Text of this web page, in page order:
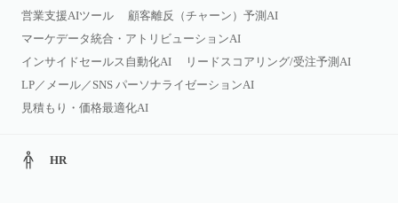
営業支援AIツール
顧客離反（チャーン）予測AI
マーケデータ統合・アトリビューションAI
インサイドセールス自動化AI
リードスコアリング/受注予測AI
LP／メール／SNS パーソナライゼーションAI
見積もり・価格最適化AI
HR